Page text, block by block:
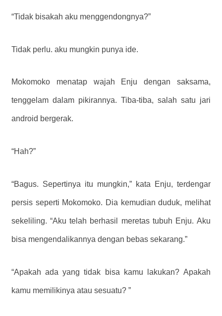
“Tidak bisakah aku menggendongnya?”
Tidak perlu. aku mungkin punya ide.
Mokomoko menatap wajah Enju dengan saksama,
tenggelam dalam pikirannya. Tiba-tiba, salah satu jari
android bergerak.
“Hah?”
“Bagus. Sepertinya itu mungkin,” kata Enju, terdengar
persis seperti Mokomoko. Dia kemudian duduk, melihat
sekeliling. “Aku telah berhasil meretas tubuh Enju. Aku
bisa mengendalikannya dengan bebas sekarang.”
“Apakah ada yang tidak bisa kamu lakukan? Apakah
kamu memilikinya atau sesuatu? ”